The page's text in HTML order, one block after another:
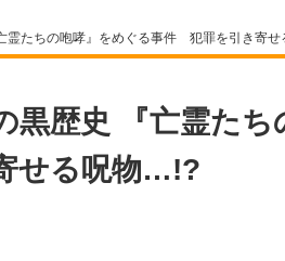
霊たちの咆哮』をめぐる事件 犯罪を引き寄
黒歴史 『亡霊たち
せる呪物…!?